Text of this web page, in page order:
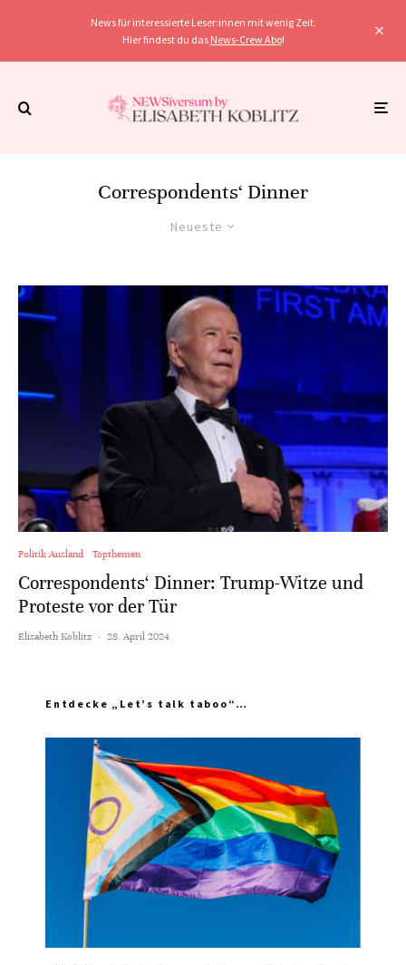
News für interessierte Leser:innen mit wenig Zeit.
Hier findest du das News-Crew Abo!
Correspondents‘ Dinner
Neueste
Politik Ausland Topthemen
Correspondents‘ Dinner: Trump-Witze und
Proteste vor der Tür
Elisabeth Koblitz · 28. April 2024
Entdecke „Let’s talk taboo“…